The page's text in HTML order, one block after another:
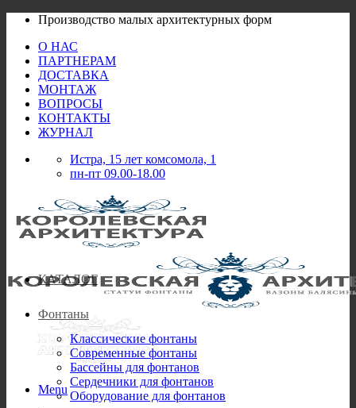
Skip
content
Производство малых архитектурных форм
О НАС
ПАРТНЕРАМ
ДОСТАВКА
МОНТАЖ
ВОПРОСЫ
КОНТАКТЫ
ЖУРНАЛ
Истра, 15 лет комсомола, 1
пн-пт 09.00-18.00
Menu
КАТАЛОГ
Фонтаны
Классические фонтаны
Современные фонтаны
Бассейны для фонтанов
Сердечники для фонтанов
Оборудование для фонтанов